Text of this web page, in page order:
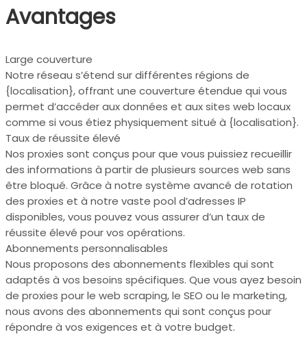
Avantages
Large couverture
Notre réseau s’étend sur différentes régions de
{localisation}, offrant une couverture étendue qui vous
permet d’accéder aux données et aux sites web locaux
comme si vous étiez physiquement situé à {localisation}.
Taux de réussite élevé
Nos proxies sont conçus pour que vous puissiez recueillir
des informations à partir de plusieurs sources web sans
être bloqué. Grâce à notre système avancé de rotation
des proxies et à notre vaste pool d’adresses IP
disponibles, vous pouvez vous assurer d’un taux de
réussite élevé pour vos opérations.
Abonnements personnalisables
Nous proposons des abonnements flexibles qui sont
adaptés à vos besoins spécifiques. Que vous ayez besoin
de proxies pour le web scraping, le SEO ou le marketing,
nous avons des abonnements qui sont conçus pour
répondre à vos exigences et à votre budget.